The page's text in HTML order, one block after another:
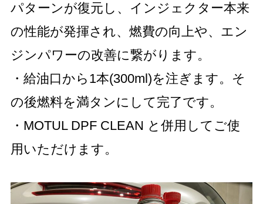
パターンが復元し、インジェクター本来
の性能が発揮され、燃費の向上や、エン
ジンパワーの改善に繋がります。
・給油口から1本(300ml)を注ぎます。そ
の後燃料を満タンにして完了です。
・MOTUL DPF CLEAN と併用してご使
用いただけます。